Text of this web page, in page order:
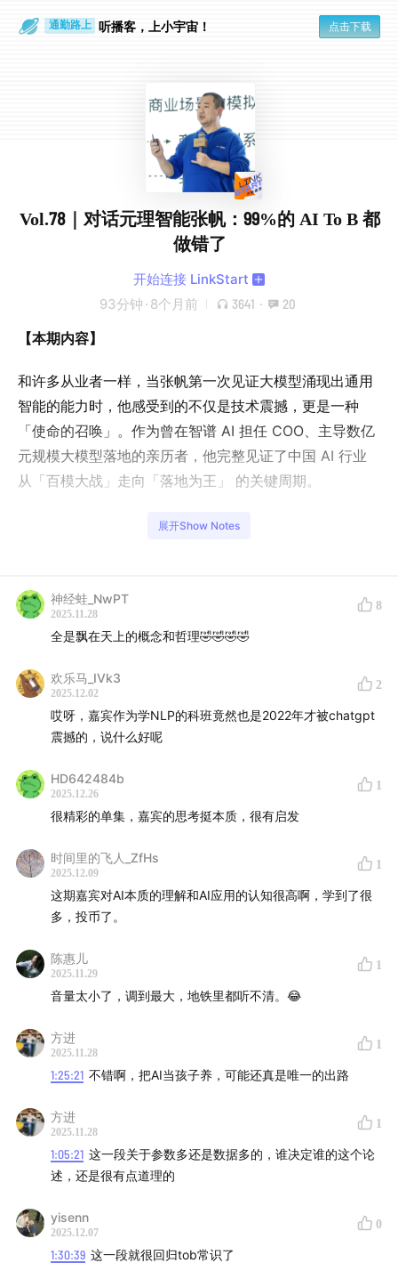
通勤路上 听播客，上小宇宙！ 点击下载
Vol.78｜对话元理智能张帆：99%的 AI To B 都
做错了
开始连接 LinkStart
93分钟 · 8个月前 3641 · 20
【本期内容】
和许多从业者一样，当张帆第一次见证大模型涌现出通用
智能的能力时，他感受到的不仅是技术震撼，更是一种
「使命的召唤」。作为曾在智谱 AI 担任 COO、主导数亿
元规模大模型落地的亲历者，他完整见证了中国 AI 行业
从「百模大战」走向「落地为王」 的关键周期。
2025 年，当大多数人仍在追逐更庞大的模型参数时，张
实在在的生产力。他致力于为企业打造专属的「模型大
学」，让通用智能在具体场景中成长为专家。
在本次深度对话中，这位兼具技术视野与商业洞察的创业
者，首次系统分享了他对 AI 落地的全新方法论：如何通
过「商业强化学习」实现生产力千倍提升？为什么「工
种」才是企业转型的最优解？模型是否也拥有独特的「人
格」？
本期播客为极客公园创始人张鹏与张帆对谈的精华内容，
【嘉宾】
张鹏｜极客公园创始人 & 总裁
张帆｜元理智能创始人 & CEO
PART1 挖掘到藏在在反共识里的创业机会
都是 COO 了，为什么还离开智谱？
10:50 不要用低成本「发电」，而是打造 AI 时代的「发电
机」
展开Show Notes
神经蛙_NwPT
2025.11.28
8
全是飘在天上的概念和哲理🤣🤣🤣🤣
欢乐马_IVk3
2025.12.02
2
哎呀，嘉宾作为学NLP的科班竟然也是2022年才被chatgpt
震撼的，说什么好呢
HD642484b
2025.12.26
1
很精彩的单集，嘉宾的思考挺本质，很有启发
时间里的飞人_ZfHs
2025.12.09
1
这期嘉宾对AI本质的理解和AI应用的认知很高啊，学到了很
多，投币了。
陈惠儿
2025.11.29
1
音量太小了，调到最大，地铁里都听不清。😂
方进
2025.11.28
1
1:25:21 不错啊，把AI当孩子养，可能还真是唯一的出路
方进
2025.11.28
1
1:05:21 这一段关于参数多还是数据多的，谁决定谁的这个论
述，还是很有点道理的
yisenn
2025.12.07
0
1:30:39 这一段就很回归tob常识了